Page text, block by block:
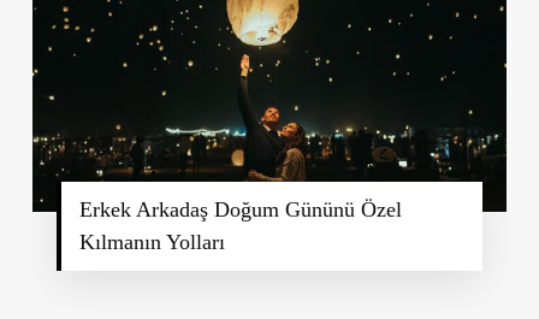
Erkek Arkadaş Doğum Gününü Özel
Kılmanın Yolları